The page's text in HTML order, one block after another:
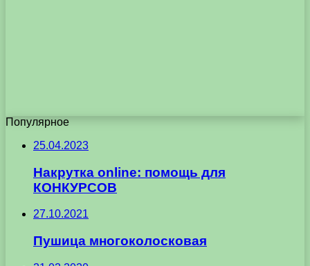
Популярное
25.04.2023
Накрутка online: помощь для
КОНКУРСОВ
27.10.2021
Пушица многоколосковая